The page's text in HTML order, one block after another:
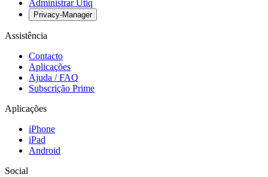
Administrar Utiq
Privacy-Manager
Assistência
Contacto
Aplicações
Ajuda / FAQ
Subscrição Prime
Aplicações
iPhone
iPad
Android
Social